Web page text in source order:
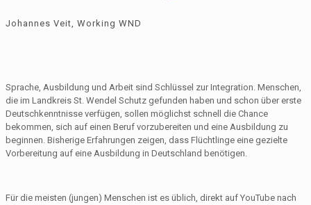
Johannes Veit, Working WND
Sprache, Ausbildung und Arbeit sind Schlüssel zur Integration. Menschen,
die im Landkreis St. Wendel Schutz gefunden haben und schon über erste
Deutschkenntnisse verfügen, sollen möglichst schnell die Chance
bekommen, sich auf einen Beruf vorzubereiten und eine Ausbildung zu
beginnen. Bisherige Erfahrungen zeigen, dass Flüchtlinge eine gezielte
Vorbereitung auf eine Ausbildung in Deutschland benötigen.
Für die meisten (jungen) Menschen ist es üblich, direkt auf YouTube nach